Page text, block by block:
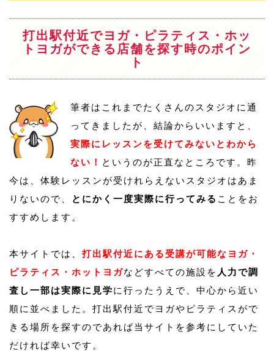
打出駅付近でヨガ・ピラティス・ホッ
トヨガができる店舗を探す時のポイン
ト
筆者はこれまでたくさんのスタジオに通
ってきましたが、結論からいいますと、
実際にレッスンを受けてみないとわから
ない！ というのが正直なところです。昨
今は、体験レッスンが受けれらえないスタジオはあま
りないので、
とにかく一度実際に行ってみる ことをお
すすめします。
本サイトでは、打出駅付近にある受講が可能なヨガ・
ピラティス・ホットヨガなどすべての施設を 人力で調
査し一部は実際に見学に行ったうえで、中心から近い
順に並べました。打出駅付近でヨガやピラティスがで
きる場所を探すのであれば当サイトを参考にしていた
だければ幸いです。